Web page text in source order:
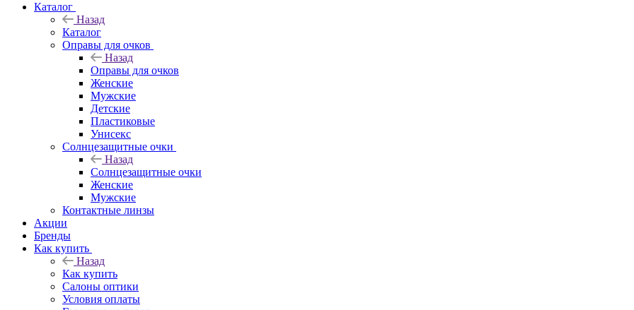
Каталог
Назад
Каталог
Оправы для очков
Назад
Оправы для очков
Женские
Мужские
Детские
Пластиковые
Унисекс
Солнцезащитные очки
Назад
Солнцезащитные очки
Женские
Мужские
Контактные линзы
Акции
Бренды
Как купить
Назад
Как купить
Салоны оптики
Условия оплаты